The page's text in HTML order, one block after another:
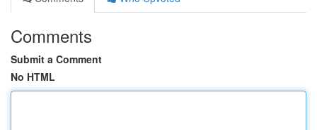
Comments
Submit a Comment
No HTML